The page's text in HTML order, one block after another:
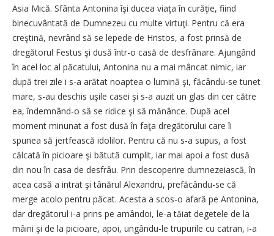
Asia Mică. Sfânta Antonina îşi ducea viaţa în curăţie, fiind
binecuvântată de Dumnezeu cu multe virtuţi. Pentru că era
creştină, nevrând să se lepede de Hristos, a fost prinsă de
dregătorul Festus şi dusă într-o casă de desfrânare. Ajungând
în acel loc al păcatului, Antonina nu a mai mâncat nimic, iar
după trei zile i s-a arătat noaptea o lumină şi, făcându-se tunet
mare, s-au deschis uşile casei şi s-a auzit un glas din cer către
ea, îndemnând-o să se ridice şi să mănânce. După acel
moment minunat a fost dusă în faţa dregătorului care îi
spunea să jertfească idolilor. Pentru că nu s-a supus, a fost
călcată în picioare şi bătută cumplit, iar mai apoi a fost dusă
din nou în casa de desfrâu. Prin descoperire dumnezeiască, în
acea casă a intrat şi tânărul Alexandru, prefăcându-se că
merge acolo pentru păcat. Acesta a scos-o afară pe ­Antonina,
dar dregătorul i-a prins pe amândoi, le-a tăiat degetele de la
mâini şi de la picioare, apoi, ungându-le trupurile cu catran, i-a